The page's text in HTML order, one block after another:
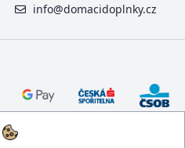
info@domacidoplnky.cz